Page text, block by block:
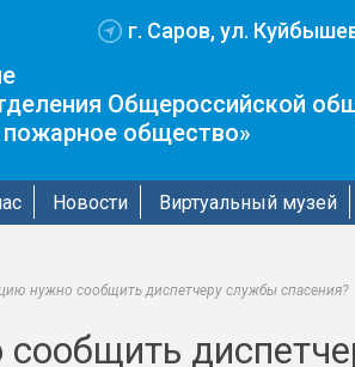
г. Саров, ул.
Общероссийской
общество»
Новости Виртуальный музей
нужно сообщить диспетчеру службы спасения?